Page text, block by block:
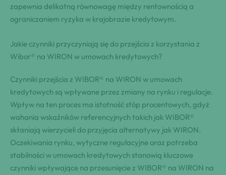
zapewnia delikatną równowagę między rentownością a
ograniczaniem ryzyka w krajobrazie kredytowym.
Jakie czynniki przyczyniają się do przejścia z korzystania z
Wibor® na WIRON w umowach kredytowych?
Czynniki przejścia z WIBOR® na WIRON w umowach
kredytowych są wpływane przez zmiany na rynku i regulacje.
Wpływ na ten proces ma istotność stóp procentowych, gdyż
wahania wskaźników referencyjnych takich jak WIBOR®
skłaniają wierzycieli do przyjęcia alternatywy jak WIRON.
Oczekiwania rynku, wytyczne regulacyjne oraz potrzeba
stabilności w umowach kredytowych stanowią kluczowe
czynniki wpływające na przesunięcie z WIBOR® na WIRON na